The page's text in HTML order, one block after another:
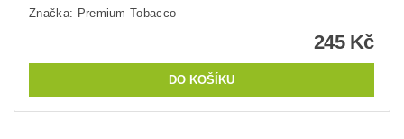
Značka: Premium Tobacco
245 Kč